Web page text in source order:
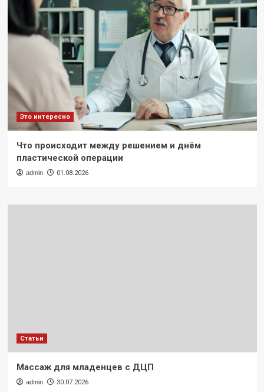
как
предотвратить
ее
появление?
Это интересно
Что происходит между решением и днём
пластической операции
admin 01.08.2026
Статьи
Массаж для младенцев с ДЦП
admin 30.07.2026